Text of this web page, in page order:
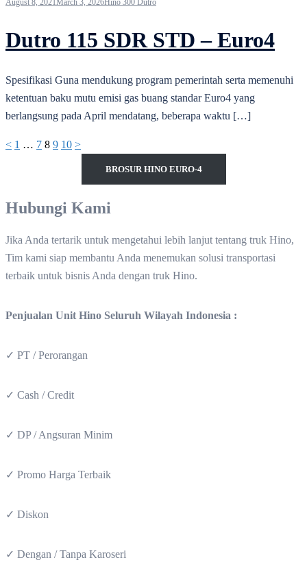
Dutro 115 SDR STD – Euro4
Spesifikasi Guna mendukung program pemerintah serta memenuhi
ketentuan baku mutu emisi gas buang standar Euro4 yang
berlangsung pada April mendatang, beberapa waktu […]
Posts
< 1 … 7 8 9 10 >
BROSUR HINO EURO-4
Hubungi Kami
Jika Anda tertarik untuk mengetahui lebih lanjut tentang truk Hino,
Tim kami siap membantu Anda menemukan solusi transportasi
terbaik untuk bisnis Anda dengan truk Hino.
Penjualan Unit Hino Seluruh Wilayah Indonesia :
✓ PT / Perorangan
✓ Cash / Credit
✓ DP / Angsuran Minim
✓ Promo Harga Terbaik
✓ Diskon
✓ Dengan / Tanpa Karoseri